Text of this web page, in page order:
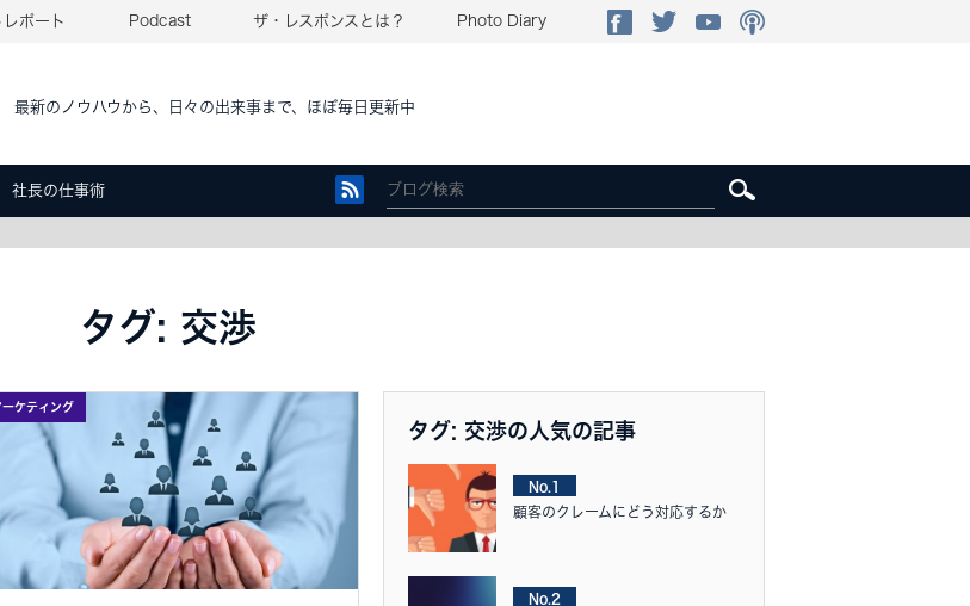
レポート Podcast ザ・レスポンスとは？ Photo Diary
最新のノウハウから、日々の出来事まで、ほぼ毎日更新中
社長の仕事術
タグ: 交渉
ーケティング
タグ: 交渉の人気の記事
No.1
顧客のクレームにどう対応するか
No.2